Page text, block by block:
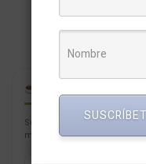
Suscríbete con tu correo a
más resaltantes para tu